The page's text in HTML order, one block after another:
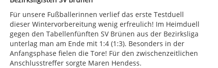
Für unsere Fußballerinnen verlief das erste Testduell
dieser Wintervorbereitung wenig erfreulich! Im Heimduell
gegen den Tabellenfünften SV Brünen aus der Bezirksliga
unterlag man am Ende mit 1:4 (1:3). Besonders in der
Anfangsphase fielen die Tore! Für den zwischenzeitlichen
Anschlusstreffer sorgte Maren Hendess.